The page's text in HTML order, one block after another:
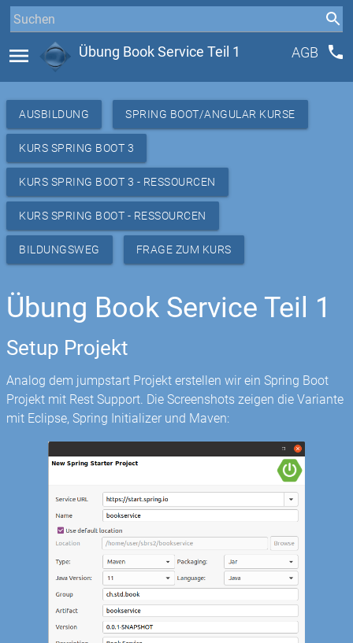
menu Übung Book Service Teil 1 AGB phone
AUSBILDUNG SPRING BOOT/ANGULAR KURSE
KURS SPRING BOOT 3
KURS SPRING BOOT 3 - RESSOURCEN
KURS SPRING BOOT - RESSOURCEN
BILDUNGSWEG FRAGE ZUM KURS
Übung Book Service Teil 1
Setup Projekt
Analog dem jumpstart Projekt erstellen wir ein Spring Boot
Projekt mit Rest Support. Die Screenshots zeigen die Variante
mit Eclipse, Spring Initializer und Maven: